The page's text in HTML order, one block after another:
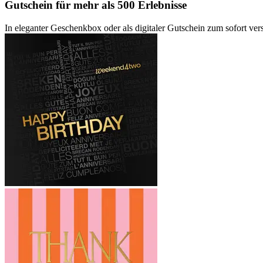
Gutschein für mehr als 500 Erlebnisse
In eleganter Geschenkbox oder als digitaler Gutschein zum sofort